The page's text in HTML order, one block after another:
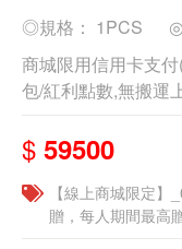
◎規格： 1PCS
商城限用信用卡支
包/紅利點數,無搬運
$ 59500
【線上商城限定
贈，每人期間最高